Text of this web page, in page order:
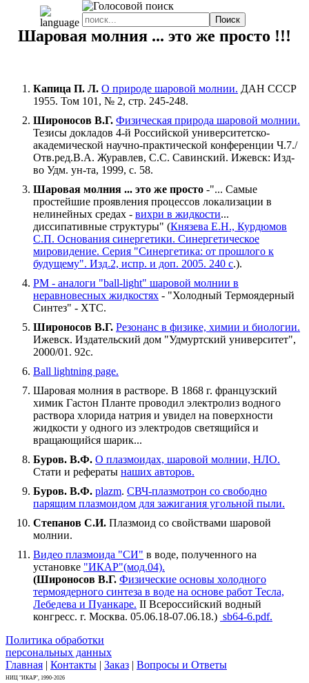
Шаровая молния ... это же просто !!!
Капица П. Л. О природе шаровой молнии. ДАН СССР
1955. Том 101, № 2, стр. 245-248.
Широносов В.Г. Физическая природа шаровой молнии.
Тезисы докладов 4-й Российской университетско-
академической научно-практической конференции Ч.7./
Отв.ред.В.А. Журавлев, С.С. Савинский. Ижевск: Изд-
во Удм. ун-та, 1999, с. 58.
Шаровая молния ... это же просто -"... Самые
простейшие проявления процессов локализации в
нелинейных средах - вихри в жидкости...
диссипативные структуры" (Князева Е.Н., Курдюмов
С.П. Основания синергетики. Синергетическое
мировидение. Серия "Синергетика: от прошлого к
будущему". Изд.2, испр. и доп. 2005. 240 с.).
РМ - аналоги "ball-light" шаровой молнии в
неравновесных жидкостях - "Холодный Термоядерный
Синтез" - ХТС.
Широносов В.Г. Резонанс в физике, химии и биологии.
Ижевск. Издательский дом "Удмуртский университет",
2000/01. 92c.
Ball lightning page.
Шаровая молния в растворе. В 1868 г. французский
химик Гастон Планте проводил электролиз водного
раствора хлорида натрия и увидел на поверхности
жидкости у одного из электродов светящийся и
вращающийся шарик...
Буров. В.Ф. О плазмоидах, шаровой молнии, НЛО.
Стати и рефераты наших авторов.
Буров. В.Ф. plazm. СВЧ-плазмотрон со свободно
парящим плазмоидом для зажигания угольной пыли.
Степанов С.И. Плазмоид со свойствами шаровой
молнии.
Видео плазмоида "СИ" в воде, полученного на
установке "ИКАР"(мод.04).
(Широносов В.Г. Физические основы холодного
термоядерного синтеза в воде на основе работ Тесла,
Лебедева и Пуанкаре. II Всероссийский водный
конгресс. г. Москва. 05.06.18-07.06.18.) sb64-6.pdf.
Политика обработки
персональных данных
Главная | Контакты | Заказ | Вопросы и Ответы
НИЦ "ИКАР", 1990-2026